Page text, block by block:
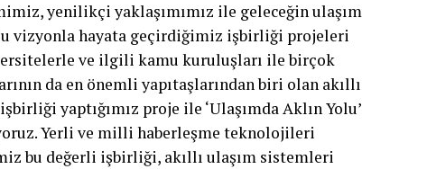
yenilikçi yaklaşımımız ile geleceğin ulaşım
vizyonla hayata geçirdiğimiz işbirliği projeleri
ve ilgili kamu kuruluşları ile birçok
da en önemli yapıtaşlarından biri olan akıllı
yaptığımız proje ile ‘Ulaşımda Aklın Yolu’
Yerli ve milli haberleşme teknolojileri
bu değerli işbirliği, akıllı ulaşım sistemleri